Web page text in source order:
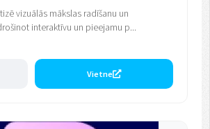
vizuālās mākslas radīšanu un
interaktīvu un pieejamu p...
Vietne